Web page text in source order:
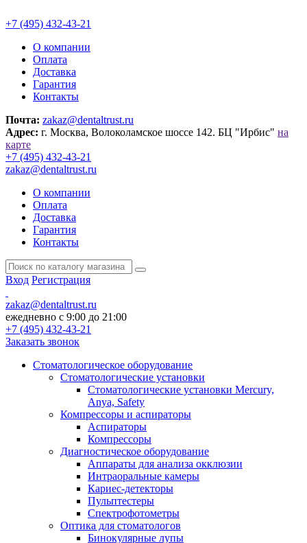
+7 (495) 432-43-21
О компании
Оплата
Доставка
Гарантия
Контакты
Почта: zakaz@dentaltrust.ru
Адрес: г. Москва, Волоколамское шоссе 142. БЦ "Ирбис" на
карте
+7 (495) 432-43-21
zakaz@dentaltrust.ru
О компании
Оплата
Доставка
Гарантия
Контакты
Вход Регистрация
zakaz@dentaltrust.ru
ежедневно с 9:00 до 21:00
+7 (495) 432-43-21
Заказать звонок
Стоматологическое оборудование
Стоматологические установки
Стоматологические установки Mercury,
Anya, Safety
Компрессоры и аспираторы
Аспираторы
Компрессоры
Диагностическое оборудование
Аппараты для анализа окклюзии
Интраоральные камеры
Кариес-детекторы
Пульптестеры
Спектрофотометры
Оптика для стоматологов
Бинокулярные лупы